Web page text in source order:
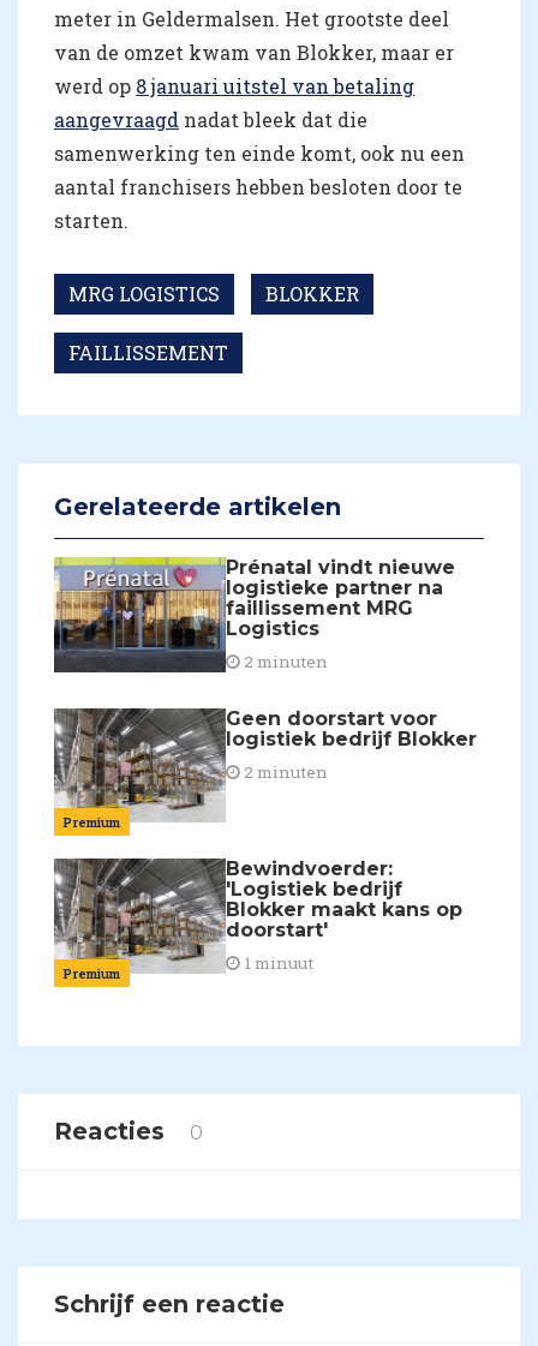
meter in Geldermalsen. Het grootste deel
van de omzet kwam van Blokker, maar er
werd op 8 januari uitstel van betaling
aangevraagd nadat bleek dat die
samenwerking ten einde komt, ook nu een
aantal franchisers hebben besloten door te
starten.
MRG LOGISTICS BLOKKER
FAILLISSEMENT
Gerelateerde artikelen
Prénatal vindt nieuwe
logistieke partner na
faillissement MRG
Logistics
2 minuten
Premium
Geen doorstart voor
logistiek bedrijf Blokker
2 minuten
Premium
Bewindvoerder:
'Logistiek bedrijf
Blokker maakt kans op
doorstart'
1 minuut
Reacties 0
Schrijf een reactie